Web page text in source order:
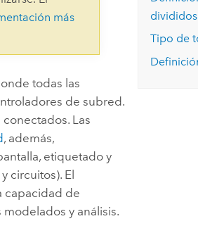
Explorar ArcGIS
Leer la historia
más
todas las
de subred.
Las
, además,
etiquetado y
circuitos). El
capacidad de
y análisis.
Tipo de